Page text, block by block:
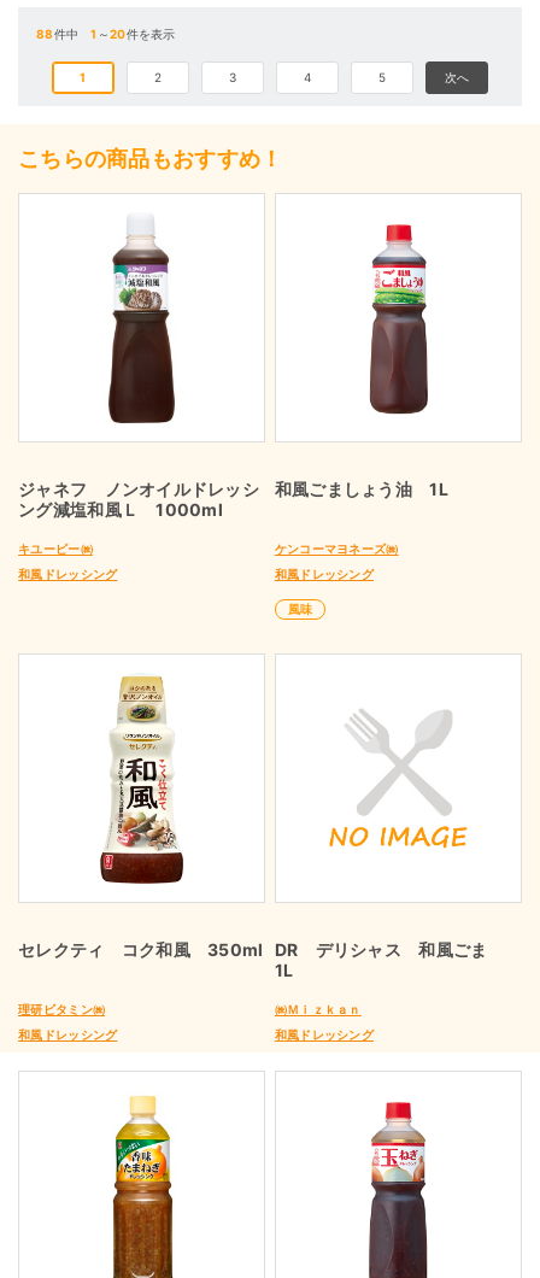
88件中1 ～20件を表示
1 2 3 4 5 次へ
こちらの商品もおすすめ！
ジャネフ ノンオイルドレッシ
ング減塩和風Ｌ 1000ml
キユーピー㈱
和風ドレッシング
和風ごましょう油 1L
ケンコーマヨネーズ㈱
和風ドレッシング
風味
セレクティ コク和風 350ml
理研ビタミン㈱
和風ドレッシング
DR デリシャス 和風ごま
1L
㈱Ｍｉｚｋａｎ
和風ドレッシング